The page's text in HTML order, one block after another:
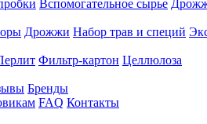
Вспомогательное сырье
Дрожжи Набор трав и специй
Фильтр-картон Целлюлоза
Бренды
FAQ Контакты